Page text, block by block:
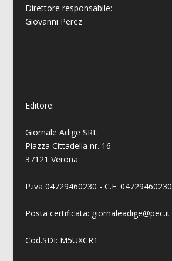
Direttore responsabile:
Giovanni Perez
Editore:
Giornale Adige SRL
Piazza Cittadella nr. 16
37121 Verona
P.iva 04729460230 - C.F. 04729460230
Posta certificata: giornaleadige@pec.it
Cod.SDI: M5UXCR1